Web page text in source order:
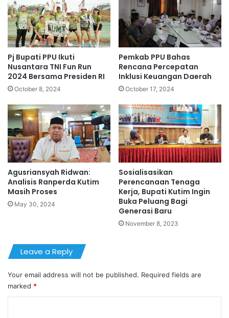
Pj Bupati PPU Ikuti
Nusantara TNI Fun Run
2024 Bersama Presiden RI
October 8, 2024
Pemkab PPU Bahas
Rencana Percepatan
Inklusi Keuangan Daerah
October 17, 2024
Agusriansyah Ridwan:
Analisis Ranperda Kutim
Masih Proses
May 30, 2024
Sosialisasikan
Perencanaan Tenaga
Kerja, Bupati Kutim Ingin
Buka Peluang Bagi
Generasi Baru
November 8, 2023
Leave a Reply
Your email address will not be published. Required fields are
marked *